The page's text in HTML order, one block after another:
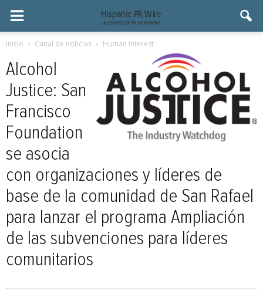
Inicio Canal de noticias Human Interest
Alcohol
Justice: San
Francisco
Foundation
se asocia
con organizaciones y líderes de
base de la comunidad de San Rafael
para lanzar el programa Ampliación
de las subvenciones para líderes
comunitarios